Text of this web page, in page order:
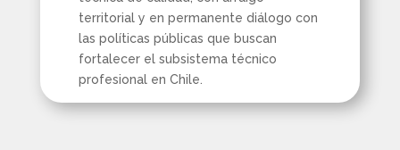
territorial y en permanente diálogo con
las políticas públicas que buscan
fortalecer el subsistema técnico
profesional en Chile.